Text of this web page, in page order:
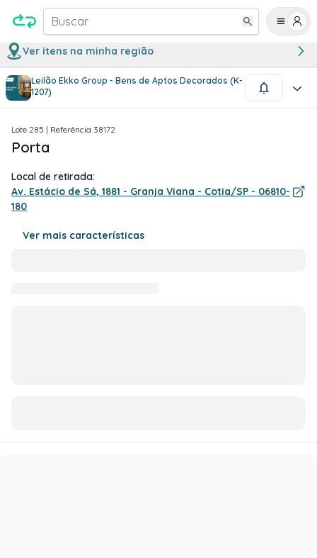
Buscar
Ver itens na minha região
Leilão Ekko Group - Bens de Aptos Decorados (K-
1207)
1/1
Lote 285 | Referência 38172
Porta
Local de retirada:
Av. Estácio de Sá, 1881 - Granja Viana - Cotia/SP - 06810-
180
Ver mais características